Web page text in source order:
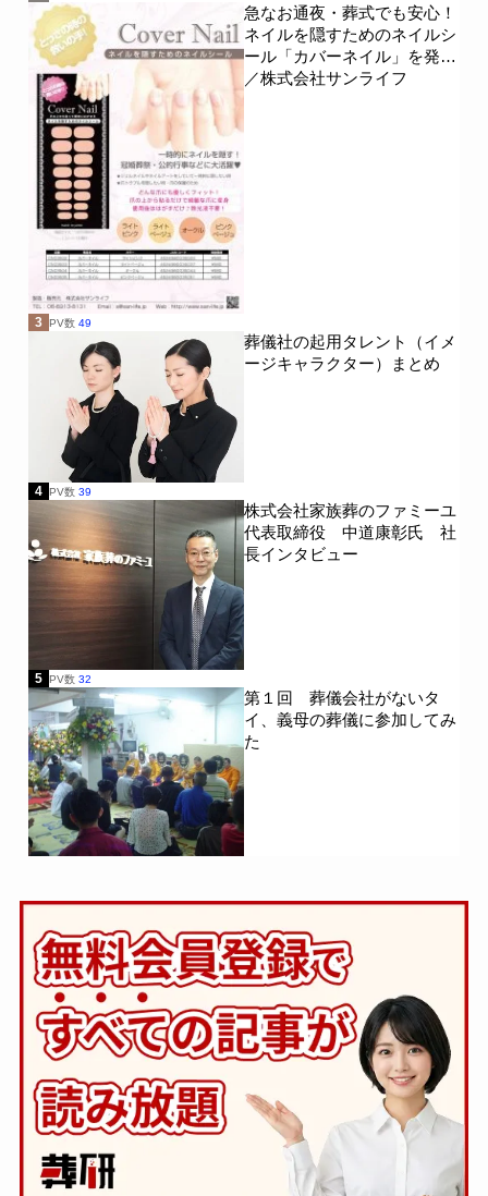
急なお通夜・葬式でも安心！
ネイルを隠すためのネイルシ
ール「カバーネイル」を発売
／株式会社サンライフ
3 PV数 49
葬儀社の起用タレント（イメ
ージキャラクター）まとめ
4 PV数 39
株式会社家族葬のファミーユ
代表取締役 中道康彰氏 社
長インタビュー
5 PV数 32
第１回 葬儀会社がないタ
イ、義母の葬儀に参加してみ
た